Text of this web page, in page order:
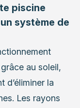
piscine
système de
au soleil,
d’éliminer la
Les rayons